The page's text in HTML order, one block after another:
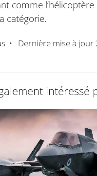
comme l’hélicoptère
catégorie.
• Dernière mise à jour
intéressé